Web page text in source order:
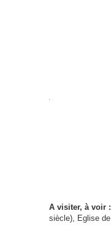
A visiter, à voir :
siècle), Eglise